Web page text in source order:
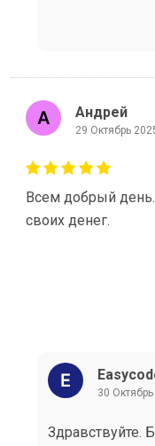
Андрей
29 Октябрь
Всем добрый
своих денег.
30
Здравствуйте.